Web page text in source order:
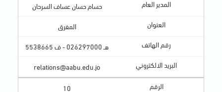
حسام حسان عساف السرحان
المفرق
هـ 026297000 - ف 5538665
relations@aabu.edu.jo
10